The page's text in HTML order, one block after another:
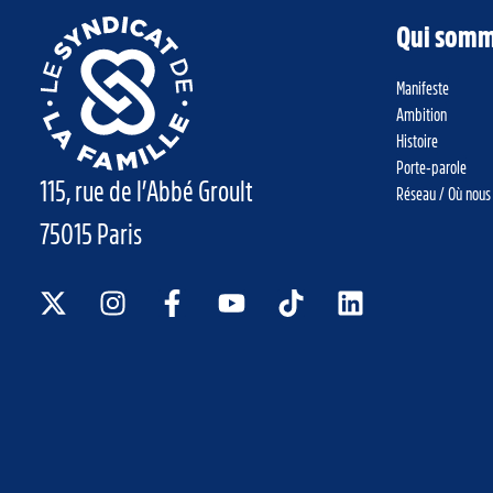
115, rue de l’Abbé Groult
75015 Paris
Qui
Manifeste
Ambition
Histoire
Porte-parole
Réseau / Où